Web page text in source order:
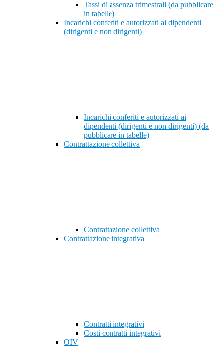
Tassi di assenza trimestrali (da pubblicare
in tabelle)
Incarichi conferiti e autorizzati ai dipendenti
(dirigenti e non dirigenti)
Incarichi conferiti e autorizzati ai
dipendenti (dirigenti e non dirigenti) (da
pubblicare in tabelle)
Contrattazione collettiva
Contrattazione collettiva
Contrattazione integrativa
Contratti integrativi
Costi contratti integrativi
OIV